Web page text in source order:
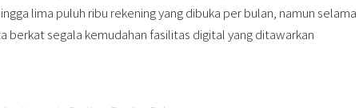
lima puluh ribu rekening yang dibuka per bulan, namun selama
berkat segala kemudahan fasilitas digital yang ditawarkan